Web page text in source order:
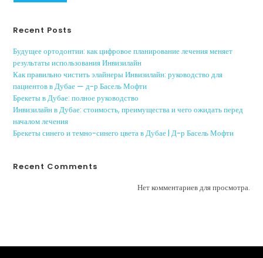
Recent Posts
Будущее ортодонтии: как цифровое планирование лечения меняет
результаты использования Инвизилайн
Как правильно чистить элайнеры Инвизилайн: руководство для
пациентов в Дубае — д-р Басель Мофти
Брекеты в Дубае: полное руководство
Инвизилайн в Дубае: стоимость, преимущества и чего ожидать перед
началом лечения
Брекеты синего и темно-синего цвета в Дубае | Д-р Басель Мофти
Recent Comments
Нет комментариев для просмотра.